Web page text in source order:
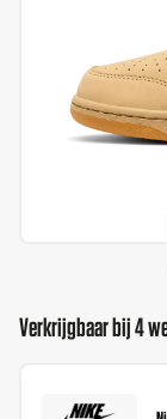
Verkrijgbaar bij 4